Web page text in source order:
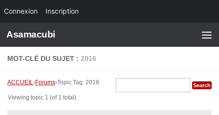
Connexion Inscription
Skip to content
Asamacubi
MOT-CLÉ DU SUJET : 2016
ACCUEIL›Forums›Topic Tag: 2016
Viewing topic 1 (of 1 total)